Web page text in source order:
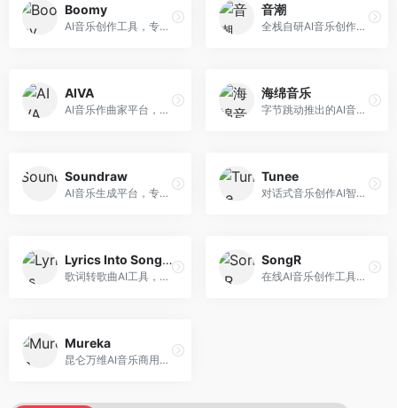
Boomy
AI音乐创作工具，专注于快速音乐生成与发布。面向音乐爱好者和业余创作者，支持一键生成原创音乐，可直接发布到音乐平台，创作门槛低。
音潮
全栈自研AI音乐创作平台，支持从创作到发布的完整流程。面向独立音乐人和音乐工作室，提供作词作曲、编曲混音、音乐发布等服务，创作工具专业。
AIVA
AI音乐作曲家平台，专注于古典和影视配乐创作。面向影视制作人和游戏开发者，提供原创音乐生成、配乐定制等服务，音乐风格专业，适合影视游戏配乐。
海绵音乐
字节跳动推出的AI音乐创作平台，支持多风格音乐生成。面向内容创作者和音乐爱好者，提供歌词创作、旋律生成、编曲制作等服务，创作效率高，适合短视频配乐。
Soundraw
AI音乐生成平台，专注于免版税音乐创作。面向视频创作者和内容制作者，提供背景音乐生成、音乐定制等服务，音乐版权清晰，适合视频配乐场景。
Tunee
对话式音乐创作AI智能体，支持自然语言交互创作。面向音乐爱好者，通过对话方式完成音乐创作，交互体验友好，创作过程直观。
Lyrics Into Song AI
歌词转歌曲AI工具，支持将歌词转化为完整歌曲。面向歌词创作者和音乐爱好者，提供歌词谱曲、编曲制作等服务，歌词音乐化效率高。
SongR
在线AI音乐创作工具，支持歌词与旋律一体化生成。面向内容创作者和音乐爱好者，提供歌词创作、旋律生成、音乐制作等服务，操作简便，创作速度快。
Mureka
昆仑万维AI音乐商用创作平台，专注于商业音乐授权。面向企业和商业用户，提供版权音乐生成、商用授权等服务，音乐版权清晰，商业应用安全。